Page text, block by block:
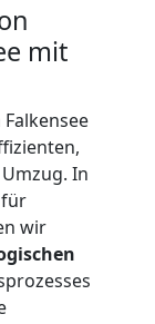
mit
In
für
wir